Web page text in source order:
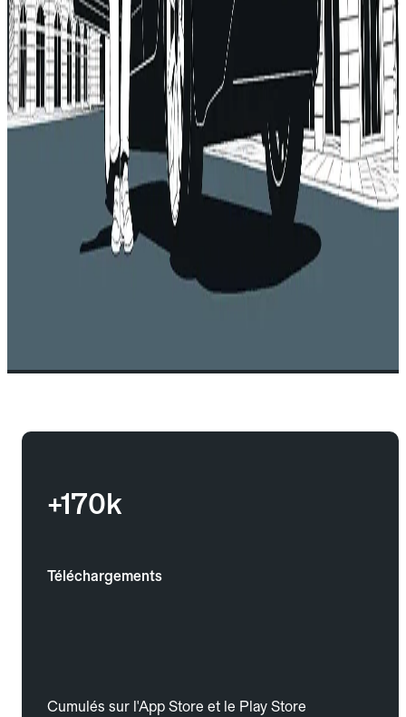
+170k
Téléchargements
Cumulés sur l'App Store et le Play Store